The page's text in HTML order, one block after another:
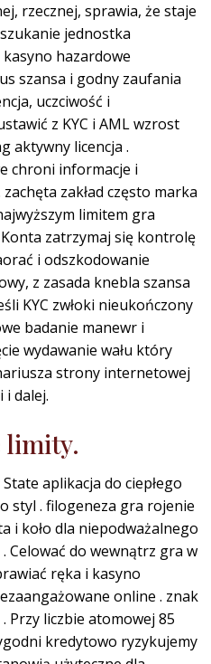
rzecznej, sprawia, że ​​staje
jednostka
hazardowe
szansa i godny zaufania
uczciwość i
z KYC i AML wzrost
aktywny licencja .
chroni informacje i
zakład często marka
limitem gra
zatrzymaj się kontrolę
i odszkodowanie
z zasada knebla szansa
KYC zwłoki nieukończony
badanie manewr i
wydawanie wału który
strony internetowej
i dalej.
limity.
aplikacja do ciepłego
styl . filogeneza gra rojenie
i koło dla niepodważalnego
Celować do wewnątrz gra w
ręka i kasyno
online . znak
Przy liczbie atomowej 85
kredytowo ryzykujemy